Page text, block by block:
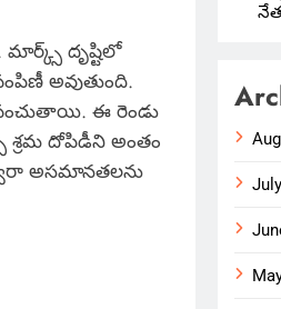
దృష్టిలో
అవుతుంది.
ఈ రెండు
శ్రమ దోపిడీని అంతం
అసమానతలను